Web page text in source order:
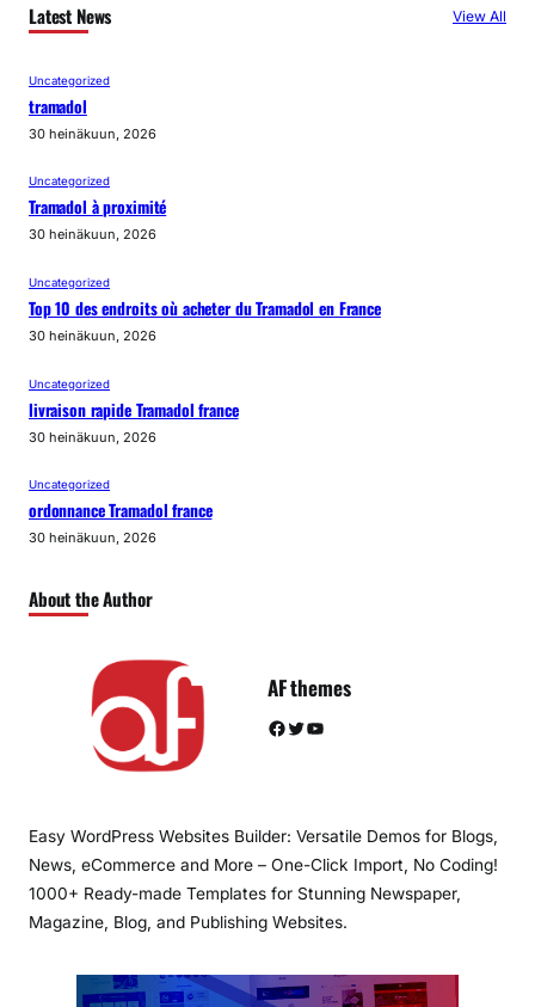
Latest News View All
Uncategorized
tramadol
30 heinäkuun, 2026
Uncategorized
Tramadol à proximité
30 heinäkuun, 2026
Uncategorized
Top 10 des endroits où acheter du Tramadol en France
30 heinäkuun, 2026
Uncategorized
livraison rapide Tramadol france
30 heinäkuun, 2026
Uncategorized
ordonnance Tramadol france
30 heinäkuun, 2026
About the Author
AF themes
Facebook Twitter YouTube
Easy WordPress Websites Builder: Versatile Demos for Blogs,
News, eCommerce and More – One-Click Import, No Coding!
1000+ Ready-made Templates for Stunning Newspaper,
Magazine, Blog, and Publishing Websites.